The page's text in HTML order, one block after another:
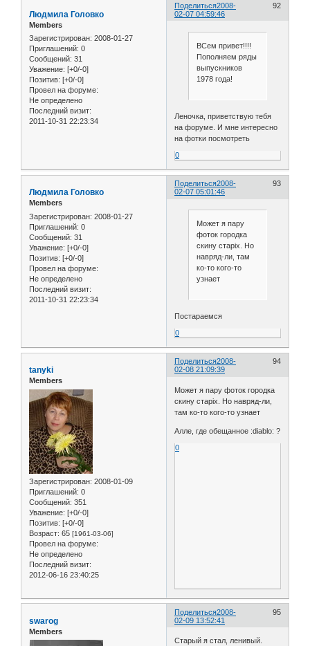
Поделиться 92
2008-
02-07 04:59:46
Людмила Головко
Members
Зарегистрирован: 2008-01-27
Приглашений: 0
Сообщений: 31
Уважение: [+0/-0]
Позитив: [+0/-0]
Провел на форуме:
Не определено
Последний визит:
2011-10-31 22:23:34
ВСем привет!!!!
Пополняем ряды
выпускников
1978 года!
Леночка, приветствую тебя
на форуме. И мне интересно
на фотки посмотреть
0
Поделиться 93
2008-
02-07 05:01:46
Людмила Головко
Members
Зарегистрирован: 2008-01-27
Приглашений: 0
Сообщений: 31
Уважение: [+0/-0]
Позитив: [+0/-0]
Провел на форуме:
Не определено
Последний визит:
2011-10-31 22:23:34
Может я пару
фоток городка
скину старіх. Но
навряд-ли, там
ко-то кого-то
узнает
Постараемся
0
Поделиться 94
2008-
02-08 21:09:39
tanyki
Members
Зарегистрирован: 2008-01-09
Приглашений: 0
Сообщений: 351
Уважение: [+0/-0]
Позитив: [+0/-0]
Возраст: 65 [1961-03-06]
Провел на форуме:
Не определено
Последний визит:
2012-06-16 23:40:25
Может я пару фоток городка
скину старіх. Но навряд-ли,
там ко-то кого-то узнает
Алле, где обещанное :diablo: ?
0
Поделиться 95
2008-
02-09 13:52:41
swarog
Members
Старый я стал, ленивый.